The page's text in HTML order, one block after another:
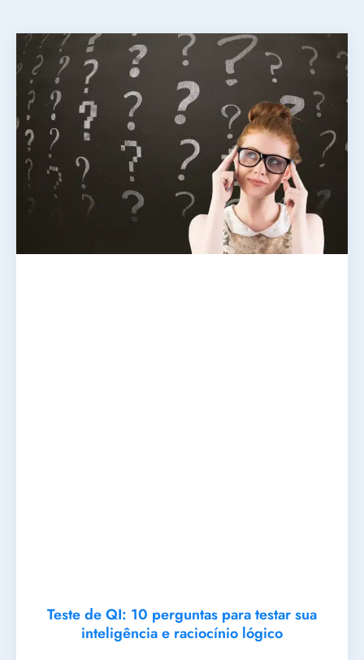
Teste de QI: 10 perguntas para testar sua
inteligência e raciocínio lógico